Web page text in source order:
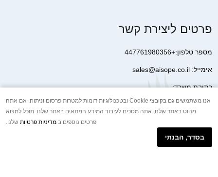
פרטים ליצירת קשר
מספר טלפון:+447761980356
אימייל: sales@aisope.co.il
כתובת משרד:
41 Devonshire Street Ground Floor Office 1 London W1G 7AJ
United Kingdom
+44 7410 2065017
הודעת וואטסאפ באינטרנט
אנו משתמשים גם בקובצי Cookie ובטכנולוגיות דומות למטרות פרסום וניתוח. אם אתה
מנווט באתר שלנו, אתה מסכים לעיבוד המידע המתאים באתר שלנו. תוכל למצוא
פרטים נוספים ב מדיניות פרטיות שלנו.
בסדר, הבנתי